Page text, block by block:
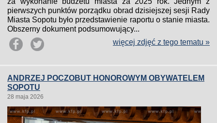
pierwszych punktów porządku obrad dzisiejszej sesji Rady
Miasta Sopotu było przedstawienie raportu o stanie miasta.
Obszerny dokument podsumowujący...
więcej zdjęć z tego tematu »
ANDRZEJ POCZOBUT HONOROWYM OBYWATELEM
SOPOTU
28 maja 2026